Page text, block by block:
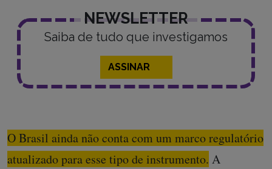
NEWSLETTER
Saiba de tudo que investigamos
ASSINAR
O Brasil ainda não conta com um marco regulatório
atualizado para esse tipo de instrumento. A